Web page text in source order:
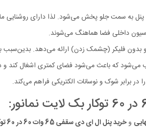
پنل به سمت جلو پخش می‌شود. لذا دارای
داخلی فضا هماهنگ می‌شوند.
وخرید پنل ال ای دی سقفی 65 وات 60 در 60 توکار بک لایت نمانور